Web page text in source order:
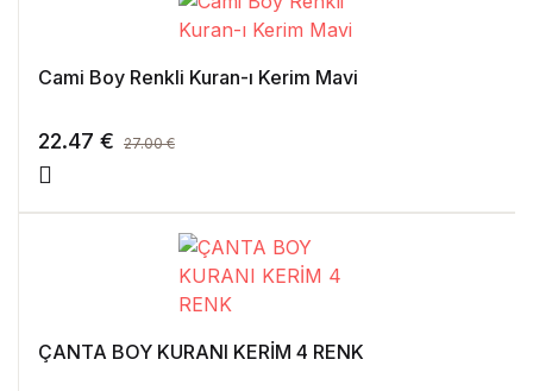
Cami Boy Renkli Kuran-ı Kerim Mavi
22.47 € 27.00€
ÇANTA BOY KURANI KERİM 4 RENK